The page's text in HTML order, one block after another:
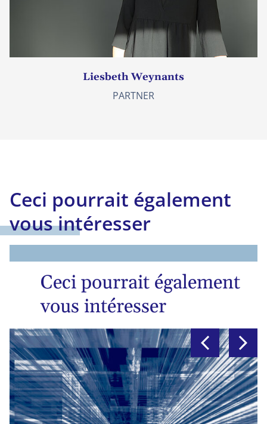
Liesbeth Weynants
PARTNER
Ceci pourrait également
vous intéresser
Ceci pourrait également
vous intéresser